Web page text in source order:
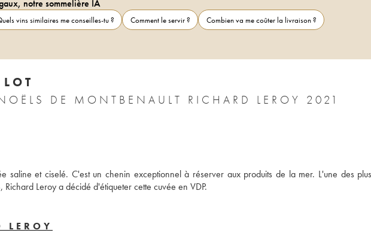
notre sommelière IA
vins similaires me conseilles-tu ? Comment le servir ?
Combien va me coûter la livraison ?
VIN DE FRANCE LES NOËLS DE MONTBENAULT RICHARD LEROY 2021
saline et ciselé. C'est un chenin exceptionnel à réserver aux produits de la mer. L'une des
Leroy a décidé d'étiqueter cette cuvée en VDP.
LEROY